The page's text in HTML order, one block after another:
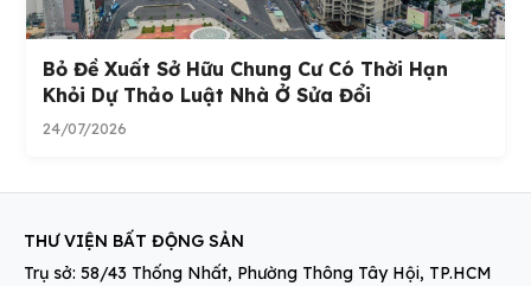
Bỏ Đề Xuất Sở Hữu Chung Cư Có Thời Hạn
Khỏi Dự Thảo Luật Nhà Ở Sửa Đổi
24/07/2026
THƯ VIỆN BẤT ĐỘNG SẢN
Trụ sở: 58/43 Thống Nhất, Phường Thông Tây Hội, TP.HCM